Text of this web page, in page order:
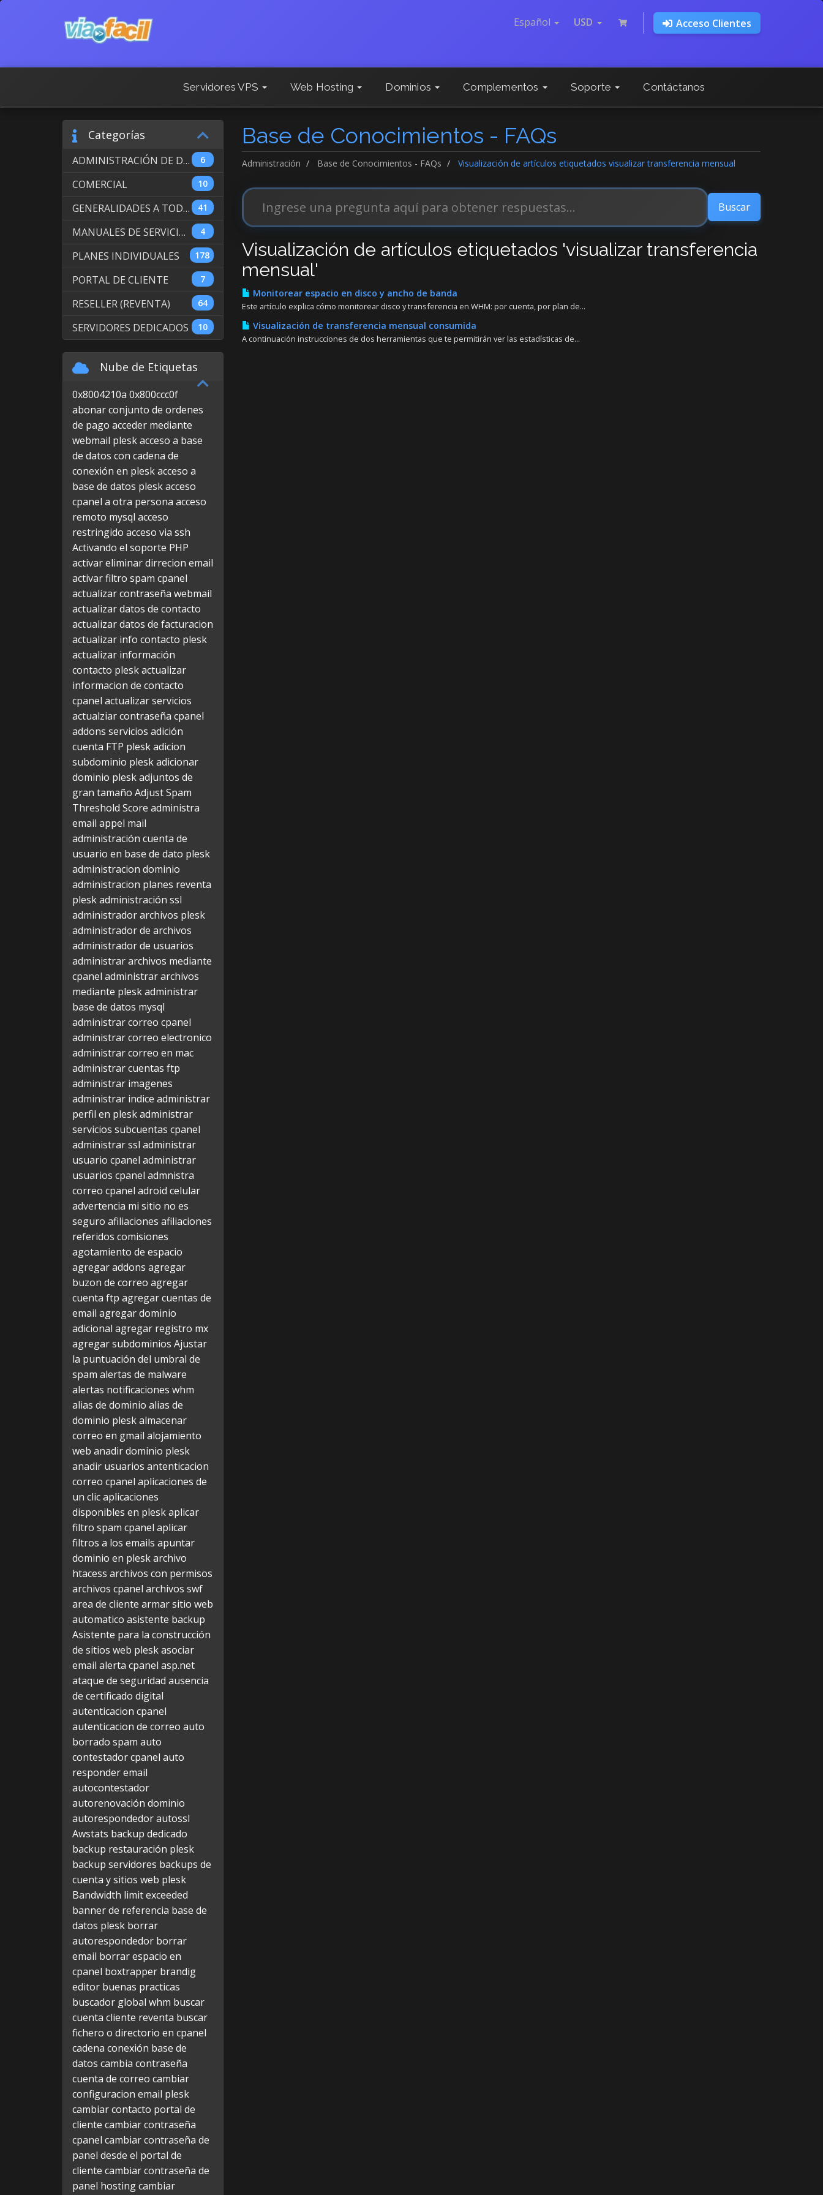
Español USD Acceso Clientes
Servidores VPS Web Hosting Dominios Complementos Soporte Contáctanos
Base de Conocimientos - FAQs
Administración Base de Conocimientos - FAQs Visualización de artículos etiquetados visualizar transferencia mensual
Categorías
6
ADMINISTRACIÓN DE DOMINIOS INTERNACIONALES
10
COMERCIAL
41
GENERALIDADES A TODOS LOS SERVICIOS
4
MANUALES DE SERVICIO DE WEB HOSTING
178
PLANES INDIVIDUALES
7
PORTAL DE CLIENTE
64
RESELLER (REVENTA)
10
SERVIDORES DEDICADOS
Visualización de artículos etiquetados 'visualizar transferencia
mensual'
Monitorear espacio en disco y ancho de banda
Este artículo explica cómo monitorear disco y transferencia en WHM: por cuenta, por plan de...
Visualización de transferencia mensual consumida
A continuación instrucciones de dos herramientas que te permitirán ver las estadísticas de...
Nube de Etiquetas
0x8004210a 0x800ccc0f
abonar conjunto de ordenes
de pago acceder mediante
webmail pleskacceso a base
de datos con cadena de
conexión en pleskacceso a
base de datos pleskacceso
cpanel a otra persona acceso
remoto mysql acceso
restringido acceso via ssh
Activando el soporte PHP
activar eliminar dirrecion email
activar filtro spam cpanel
actualizar contraseña webmail
actualizar datos de contacto
actualizar datos de facturacion
actualizar info contacto plesk
actualizar información
contacto pleskactualizar
informacion de contacto
cpanel actualizar servicios
actualziar contraseña cpanel
addons servicios adición
cuenta FTP pleskadicion
subdominio pleskadicionar
dominio pleskadjuntos de
gran tamaño Adjust Spam
Threshold Score administra
email appel mail
administración cuenta de
usuario en base de dato plesk
administracion dominio
administracion planes reventa
pleskadministración ssl
administrador archivos plesk
administrador de archivos
administrador de usuarios
administrar archivos mediante
cpanel administrar archivos
mediante pleskadministrar
base de datos mysql
administrar correo cpanel
administrar correo electronico
administrar correo en mac
administrar cuentas ftp
administrar imagenes
administrar indice administrar
perfil en pleskadministrar
servicios subcuentas cpanel
administrar ssl administrar
usuario cpanel administrar
usuarios cpanel admnistra
correo cpanel adroid celular
advertencia mi sitio no es
seguro afiliaciones afiliaciones
referidos comisiones
agotamiento de espacio
agregar addons agregar
buzon de correo agregar
cuenta ftp agregar cuentas de
email agregar dominio
adicional agregar registro mx
agregar subdominios Ajustar
la puntuación del umbral de
spam alertas de malware
alertas notificaciones whm
alias de dominio alias de
dominio pleskalmacenar
correo en gmail alojamiento
web anadir dominio plesk
anadir usuarios antenticacion
correo cpanel aplicaciones de
un clicaplicaciones
disponibles en pleskaplicar
filtro spam cpanel aplicar
filtros a los emails apuntar
dominio en pleskarchivo
htacess archivos con permisos
archivos cpanel archivos swf
area de cliente armar sitio web
automatico asistente backup
Asistente para la construcción
de sitios web pleskasociar
email alerta cpanel asp.net
ataque de seguridad ausencia
de certificado digital
autenticacion cpanel
autenticacion de correo auto
borrado spam auto
contestador cpanel auto
responder email
autocontestador
autorenovación dominio
autorespondedorautossl
Awstats backup dedicado
backup restauración plesk
backup servidores backups de
cuenta y sitios web plesk
Bandwidth limit exceeded
banner de referencia base de
datos plesk borrar
autorespondedor borrar
email borrar espacio en
cpanel boxtrapper brandig
editor buenas practicas
buscador global whm buscar
cuenta cliente reventa buscar
fichero o directorio en cpanel
cadena conexión base de
datos cambia contraseña
cuenta de correo cambiar
configuracion email plesk
cambiar contacto portal de
cliente cambiar contraseña
cpanel cambiar contraseña de
panel desde el portal de
cliente cambiar contraseña de
panel hostingcambiar